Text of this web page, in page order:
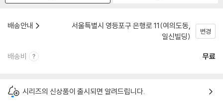
배송안내
서울특별시 영등포구 은행로 11(여의도동,
일신빌딩)
변경
배송비 무료
시리즈의 신상품이 출시되면 알려드립니다.